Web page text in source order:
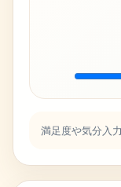
満足度や気分入